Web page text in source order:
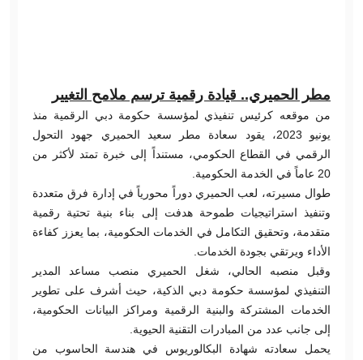
مطر الحميري.. قيادة رقمية ترسم ملامح التغيير
من موقعه كرئيس تنفيذي لمؤسسة حكومة دبي الرقمية منذ
يونيو 2023، يقود سعادة مطر سعيد الحميري جهود التحول
الرقمي في القطاع الحكومي، مستنداً إلى خبرة تمتد لأكثر من
20 عاماً في الخدمة الحكومية.
طوال مسيرته، لعب الحميري دوراً محورياً في إدارة فرق متعددة
وتنفيذ استراتيجيات طموحة هدفت إلى بناء بنية تحتية رقمية
متقدمة، وتحقيق التكامل في الخدمات الحكومية، بما يعزز كفاءة
الأداء ويرتقي بجودة الخدمات.
وقبل منصبه الحالي، شغل الحميري منصب مساعد المدير
التنفيذي لمؤسسة حكومة دبي الذكية، حيث أشرف على تطوير
الخدمات المشتركة والبنية الرقمية ومراكز البيانات الحكومية،
إلى جانب عدد من المبادرات التقنية الحيوية.
يحمل سعادته شهادة البكالوريوس في هندسة الحاسوب من